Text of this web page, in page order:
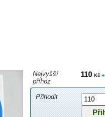
Nejvyšší
příhoz
110 Kč+
Přihodit